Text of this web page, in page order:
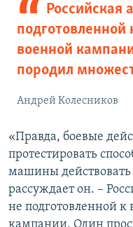
Российская
военной
породил
Андрей Колесников
«Правда, боевые
протестировать
машины действовать
рассуждает он. –
не подготовленной